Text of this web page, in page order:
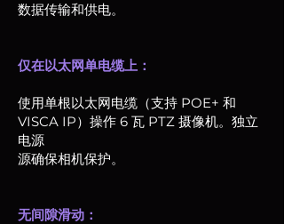
数据传输和供电。
仅在以太网单电缆上：
使用单根以太网电缆（支持 POE+ 和
VISCA IP）操作 6 瓦 PTZ 摄像机。独立
电源
源确保相机保护。
无间隙滑动：